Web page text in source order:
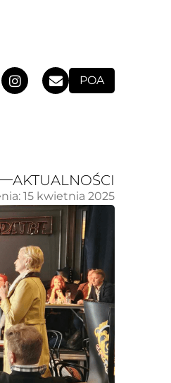
POA
AKTUALNOŚCI
15 kwietnia 2025